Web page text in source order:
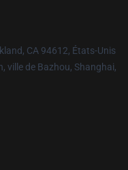
CA 94612, États-Unis
ville de Bazhou, Shanghai,